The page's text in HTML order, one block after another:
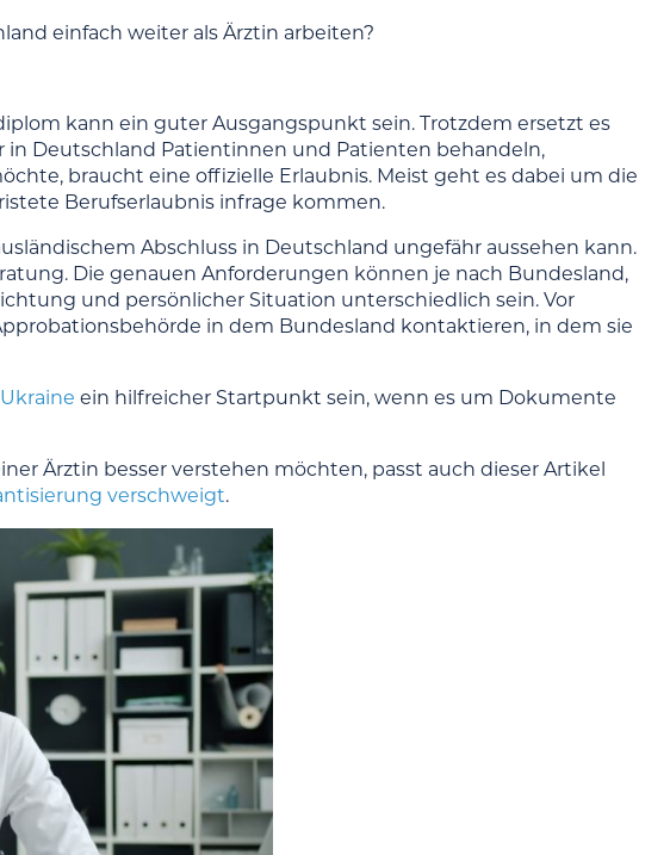
einfach weiter als Ärztin arbeiten?
kann ein guter Ausgangspunkt sein. Trotzdem ersetzt es
Deutschland Patientinnen und Patienten behandeln,
braucht eine offizielle Erlaubnis. Meist geht es dabei um die
Berufserlaubnis infrage kommen.
Abschluss in Deutschland ungefähr aussehen kann.
Die genauen Anforderungen können je nach Bundesland,
und persönlicher Situation unterschiedlich sein. Vor
in dem Bundesland kontaktieren, in dem sie
ein hilfreicher Startpunkt sein, wenn es um Dokumente
Ärztin besser verstehen möchten, passt auch dieser Artikel
verschweigt.